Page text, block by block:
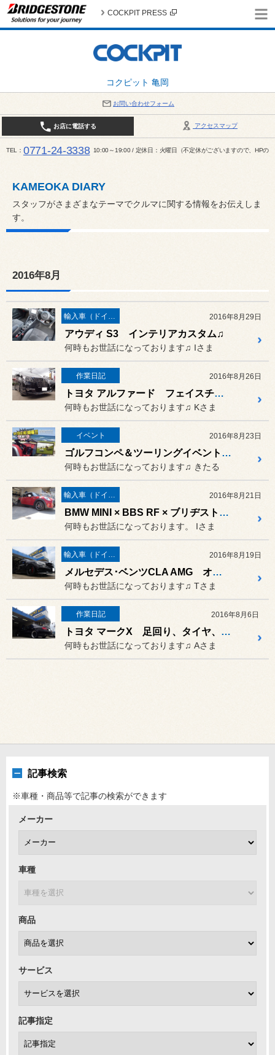
コクピット 亀岡
COCKPIT PRESS
お問い合わせフォーム
アクセスマップ
お店に電話する
TEL 0771-24-3338 10:00～19:00 / 定休日：火曜日（不定休がございますので、HPの
KAMEOKA DIARY
スタッフがさまざまなテーマでクルマに関する情報をお伝えしま
す。
2016年8月
輸入車（ドイツ車）の作業 2016年8月29日
アウディ S3 インテリアカスタム♫
何時もお世話になっております♫ Iさま
作業日記 2016年8月26日
トヨタ アルファード フェイスチェンジ！！
何時もお世話になっております♫ Kさま
イベント 2016年8月23日
ゴルフコンペ＆ツーリングイベント開催のお知らせ♫
何時もお世話になっております♫ きたる
輸入車（ドイツ車）の作業 2016年8月21日
BMW MINI × BBS RF × ブリヂストン･ポテンザS001 装着♫
何時もお世話になっております。 Iさま
輸入車（ドイツ車）の作業 2016年8月19日
メルセデス･ベンツCLA AMG オンリーワンカスタム!!
何時もお世話になっております♫ Tさま
作業日記 2016年8月6日
トヨタ マークX 足回り、タイヤ、ホイール、ナビ交換♫
何時もお世話になっております♫ Aさま
記事検索
※車種・商品等で記事の検索ができます
メーカー
車種
商品
サービス
記事指定